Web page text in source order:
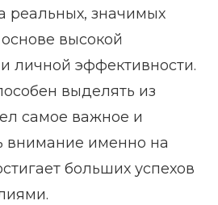
реальных, значимых
высокой
личной эффективности.
выделять из
самое важное и
внимание именно на
больших успехов